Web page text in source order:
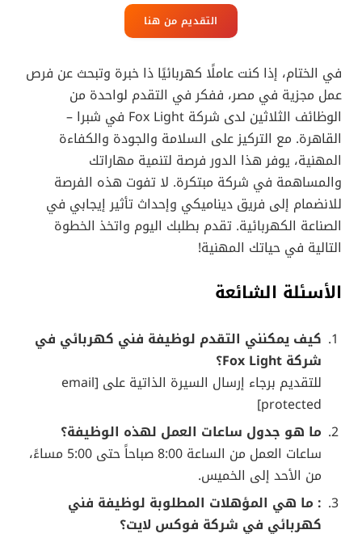
التقديم من هنا
في الختام، إذا كنت عاملًا كهربائيًا ذا خبرة وتبحث عن فرص
عمل مجزية في مصر، ففكر في التقدم لواحدة من
الوظائف الثلاثين لدى شركة Fox Light في شبرا –
القاهرة. مع التركيز على السلامة والجودة والكفاءة
المهنية، يوفر هذا الدور فرصة لتنمية مهاراتك
والمساهمة في شركة مبتكرة. لا تفوت هذه الفرصة
للانضمام إلى فريق ديناميكي وإحداث تأثير إيجابي في
الصناعة الكهربائية. تقدم بطلبك اليوم واتخذ الخطوة
التالية في حياتك المهنية!
الأسئلة الشائعة
كيف يمكنني التقدم لوظيفة فني كهربائي في
شركة Fox Light؟
للتقديم برجاء إرسال السيرة الذاتية على [email
protected]
ما هو جدول ساعات العمل لهذه الوظيفة؟
ساعات العمل من الساعة 8:00 صباحاً حتى 5:00 مساءً،
من الأحد إلى الخميس.
: ما هي المؤهلات المطلوبة لوظيفة فني
كهربائي في شركة فوكس لايت؟